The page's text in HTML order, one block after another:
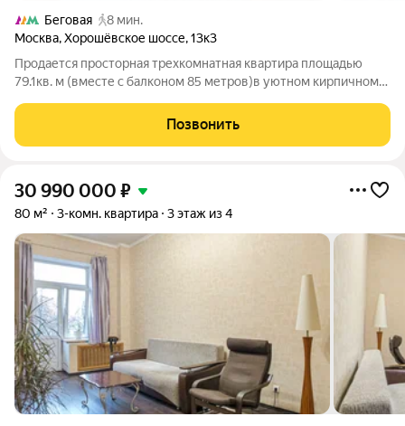
Беговая
8 мин.
Москва,Хорошёвское шоссе,13к3
Продается просторная трехкомнатная квартира площадью
79.1кв. м (вместе с балконом 85 метров)в уютном кирпичном
этаже 6-этажного дома. Высокие потолки 3.2 метра с красивой
лепниной в отличном
Позвонить
30 990 000 ₽
80 м² 3-комн. квартира 3 этаж из 4